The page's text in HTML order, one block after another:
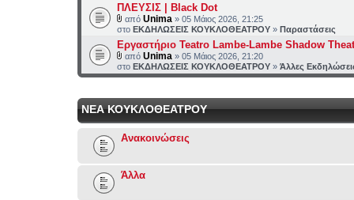
ΠΛΕΥΣΙΣ | Black Dot
από Unima » 05 Μάιος 2026, 21:25
στο ΕΚΔΗΛΩΣΕΙΣ ΚΟΥΚΛΟΘΕΑΤΡΟΥ » Παραστάσεις
Εργαστήριο Teatro Lambe-Lambe Shadow
από Unima » 05 Μάιος 2026, 21:20
στο ΕΚΔΗΛΩΣΕΙΣ ΚΟΥΚΛΟΘΕΑΤΡΟΥ » Άλλες
ΝΕΑ ΚΟΥΚΛΟΘΕΑΤΡΟΥ
Ανακοινώσεις
Άλλα